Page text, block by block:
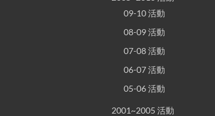
09-10 活動
08-09 活動
07-08 活動
06-07 活動
05-06 活動
2001~2005 活動